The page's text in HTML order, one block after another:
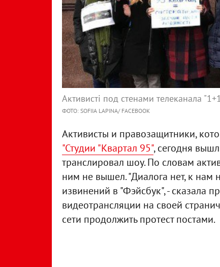
Активисті под стенами телеканала
ФОТО: SOFIIA LAPINA/ FACEBOOK
Активисты и правозащитники,
"Студии "Квартал 95", сегодня
транслировал шоу. По словам
ним не вышел. "Диалога нет, к нам
извинений в "Фэйсбук", - сказала
видеотрансляции на своей
сети продолжить протест постами.